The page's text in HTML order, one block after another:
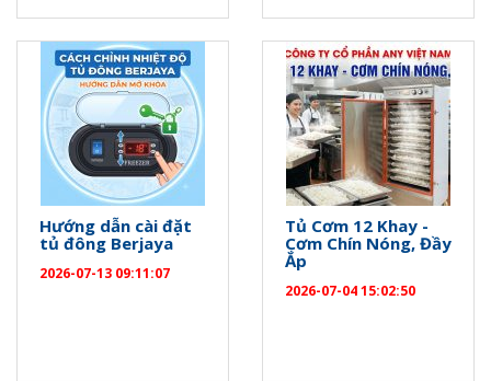
Hướng dẫn cài đặt
tủ đông Berjaya
2026-07-13 09:11:07
Tủ Cơm 12 Khay -
Cơm Chín Nóng, Đầy
Ắp
2026-07-04 15:02:50